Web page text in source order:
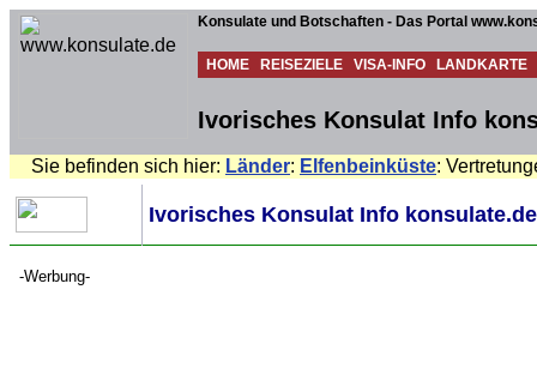
Konsulate und Botschaften - Das Portal
HOME REISEZIELE VISA-INFO LANDKARTE
Ivorisches Konsulat Info
Sie befinden sich hier: Länder: Elfenbeinküste:
Ivorisches Konsulat Info konsulate.de
-Werbung-